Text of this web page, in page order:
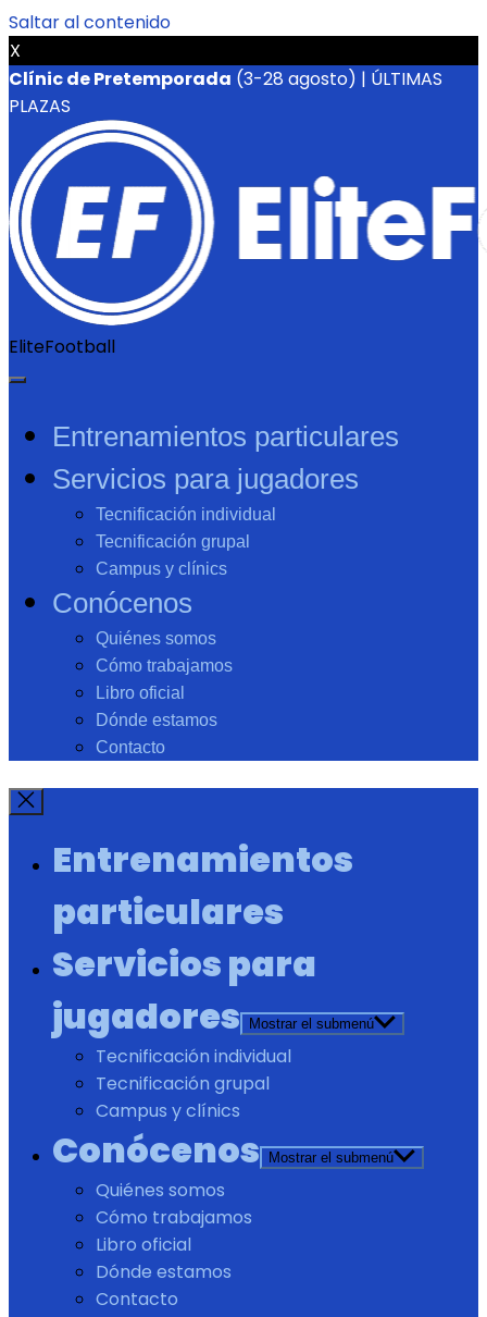
Saltar al contenido
X
Clínic de Pretemporada (3-28 agosto) | ÚLTIMAS
PLAZAS
EliteFootball
Entrenamientos particulares
Servicios para jugadores
Tecnificación individual
Tecnificación grupal
Campus y clínics
Conócenos
Quiénes somos
Cómo trabajamos
Libro oficial
Dónde estamos
Contacto
Entrenamientos
particulares
Servicios para
jugadores
Mostrar el submenú
Tecnificación individual
Tecnificación grupal
Campus y clínics
Conócenos Mostrar el submenú
Quiénes somos
Cómo trabajamos
Libro oficial
Dónde estamos
Contacto